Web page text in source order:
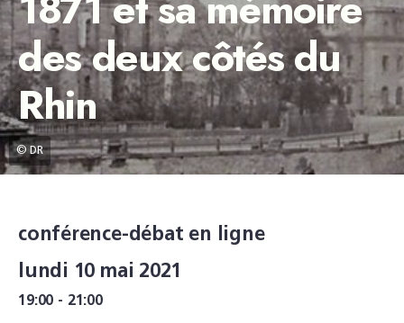
© DR
des deux côtés du
Rhin
conférence-débat en ligne
lundi 10 mai 2021
19:00 - 21:00